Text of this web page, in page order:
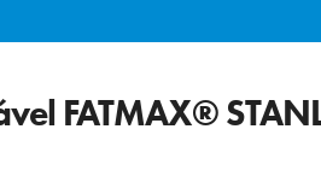
FATMAX®